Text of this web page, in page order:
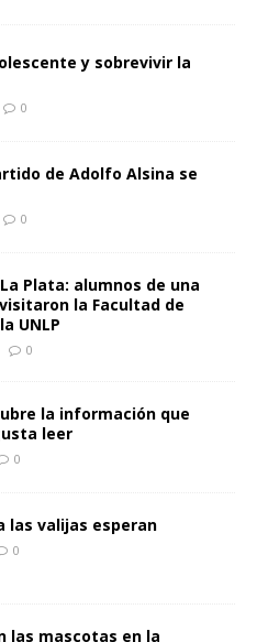
y sobrevivir la
0
de Adolfo Alsina se
0
Plata: alumnos de una
la Facultad de
UNLP
0
la información que
leer
0
las valijas esperan
0
las mascotas en la